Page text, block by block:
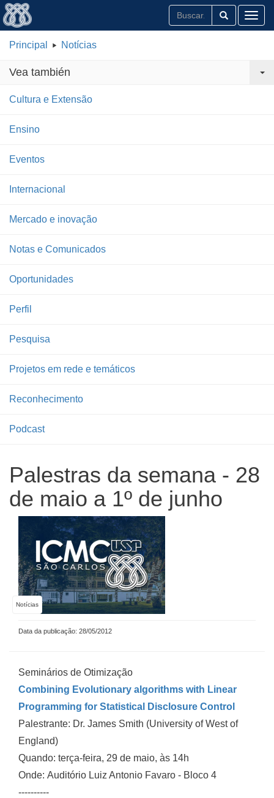
Principal Notícias
Vea también
Cultura e Extensão
Ensino
Eventos
Internacional
Mercado e inovação
Notas e Comunicados
Oportunidades
Perfil
Pesquisa
Projetos em rede e temáticos
Reconhecimento
Podcast
Palestras da semana - 28
de maio a 1º de junho
Notícias
Data da publicação: 28/05/2012
Seminários de Otimização
Combining Evolutionary algorithms with Linear
Programming for Statistical Disclosure Control
Palestrante: Dr. James Smith (University of West of
England)
Quando: terça-feira, 29 de maio, às 14h
Onde: Auditório Luiz Antonio Favaro - Bloco 4
----------